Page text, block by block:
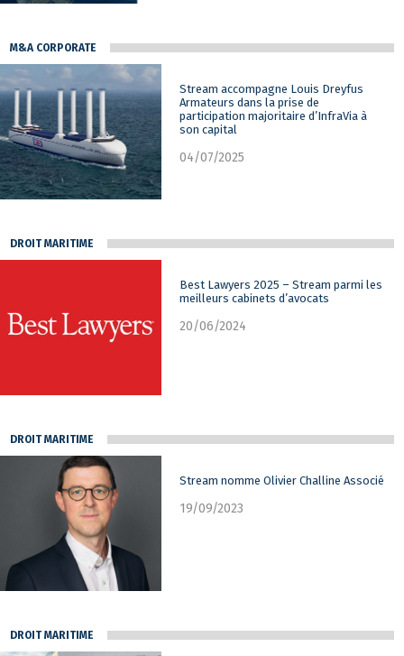
M&A CORPORATE
Stream accompagne Louis Dreyfus
Armateurs dans la prise de
participation majoritaire d’InfraVia à
son capital
04/07/2025
DROIT MARITIME
Best Lawyers 2025 – Stream parmi les
meilleurs cabinets d’avocats
20/06/2024
DROIT MARITIME
Stream nomme Olivier Challine Associé
19/09/2023
DROIT MARITIME